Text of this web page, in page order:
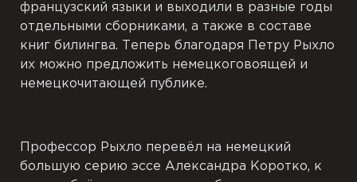
французский языки и выходили в разные годы
отдельными сборниками, а также в составе
книг билингва. Теперь благодаря Петру Рыхло
их можно предложить немецкоговоящей и
немецкочитающей публике.
Профессор Рыхло перевёл на немецкий
большую серию эссе Александра Коротко, к